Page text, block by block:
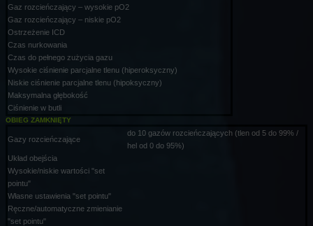
Gaz rozcieńczający – wysokie pO2
Gaz rozcieńczający – niskie pO2
Ostrzeżenie ICD
Czas nurkowania
Czas do pełnego zużycia gazu
Wysokie ciśnienie parcjalne tlenu (hiperoksyczny)
Niskie ciśnienie parcjalne tlenu (hipoksyczny)
Maksymalna głębokość
Ciśnienie w butli
OBIEG ZAMKNIĘTY
Gazy rozcieńczające
do 10 gazów rozcieńczających (tlen od 5 do 99% /
hel od 0 do 95%)
Układ obejścia
Wysokie/niskie wartości "set
pointu"
Własne ustawienia "set pointu"
Ręczne/automatyczne zmienianie
"set pointu"